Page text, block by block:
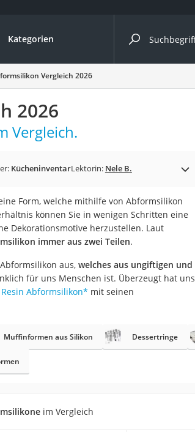
Kategorien
Vergleiche nach Kategorie
Roboter
Saugroboter
Vergleich 2026
2026
Vergleich.
KücheninventarLektorin: Nele B.
Form, welche mithilfe von Abformsilikon
können Sie in wenigen Schritten eine
Dekorationsmotive herzustellen. Laut
immer aus zwei Teilen.
aus, welches aus ungiftigen und
für uns Menschen ist. Überzeugt hat uns
Resin Abformsilikon* mit seinen
Muffinformen aus Silikon Dessertringe
im Vergleich